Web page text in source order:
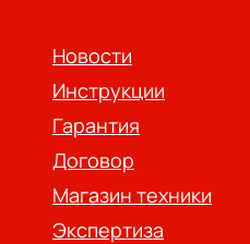
Новости
Инструкции
Гарантия
Договор
Магазин техники
Экспертиза